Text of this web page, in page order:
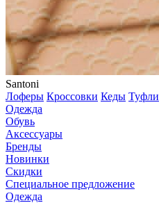
Santoni
Лоферы Кроссовки Кеды Туфли
Одежда
Обувь
Аксессуары
Бренды
Новинки
Скидки
Специальное предложение
Одежда